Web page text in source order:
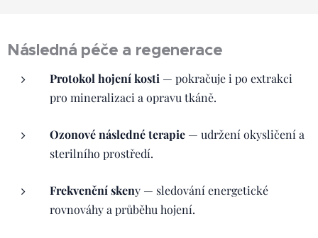
Následná péče a regenerace
Protokol hojení kosti — pokračuje i po extrakci
pro mineralizaci a opravu tkáně.
Ozonové následné terapie — udržení okysličení a
sterilního prostředí.
Frekvenční skeny — sledování energetické
rovnováhy a průběhu hojení.